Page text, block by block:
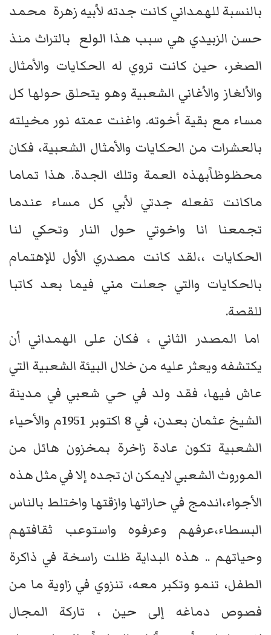
بالنسبة للهمداني كانت جدته لأبيه زهرة محمد
حسن الزبيدي هي سبب هذا الولع بالتراث منذ
الصغر، حين كانت تروي له الحكايات والأمثال
والألغاز والأغاني الشعبية وهو يتحلق حولها كل
مساء مع بقية أخوته. واغنت عمته نور مخيلته
بالعشرات من الحكايات والأمثال الشعبية، فكان
محظوظاًبهذه العمة وتلك الجدة. هذا تماما
ماكانت تفعله جدتي لأبي كل مساء عندما
تجمعنا انا واخوتي حول النار وتحكي لنا
الحكايات ،،لقد كانت مصدري الأول للإهتمام
بالحكايات والتي جعلت مني فيما بعد كاتبا
للقصة.
اما المصدر الثاني ، فكان على الهمداني أن
يكتشفه ويعثر عليه من خلال البيئة الشعبية التي
عاش فيها، فقد ولد في حي شعبي في مدينة
الشيخ عثمان بعدن، في 8 اكتوبر 1951م والأحياء
الشعبية تكون عادة زاخرة بمخزون هائل من
الموروث الشعبي لايمكن ان تجده إلا في مثل هذه
الأجواء،اندمج في حاراتها وازقتها واختلط بالناس
البسطاء،عرفهم وعرفوه واستوعب ثقافتهم
وحياتهم .. هذه البداية ظلت راسخة في ذاكرة
الطفل، تنمو وتكبر معه، تنزوي في زاوية ما من
فصوص دماغه إلى حين ، تاركة المجال